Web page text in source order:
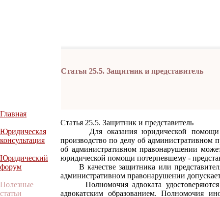
Статья 25.5. Защитник и представитель
Главная
Юридическая
консультация
Юридический
форум
Полезные
статьи
Статья 25.5. Защитник и представитель
Для оказания юридической помощи
производство по делу об административном
об административном правонарушении
юридической помощи потерпевшему -
В качестве защитника или
административном правонарушении
Полномочия адвоката удостоверяются
адвокатским образованием. Полномочия